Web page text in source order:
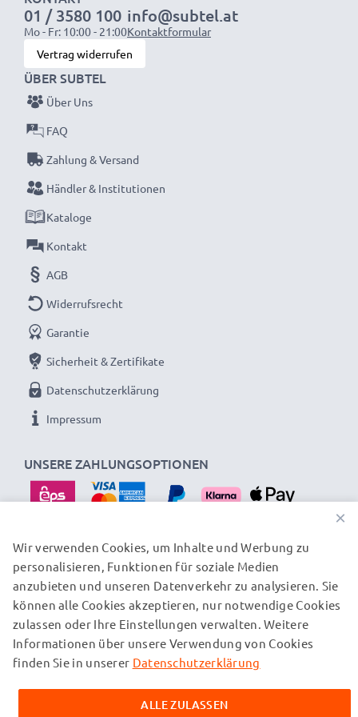
1x 2000mAh Akku:ca. 4 Stunden
1x 3000mAh Akku:ca. 6 Stunden
HINWEIS:Für beste Leistung und lange Lebensdauer
bitte Akkus vor dem ersten Einsatz vollständig
aufladen.
kompakten LCD-Ladegerät von CELLONIC. Jetzt
bestellen mit schneller Lieferung und 3 Jahren
Garantie!
01 / 3580 100
Mo - Fr: 10:00 - 21:00
info@subtel.at
Kontaktformular
Vertrag widerrufen
UNSERE ZAHLUNGSOPTIONEN
ÜBER SUBTEL
Über Uns
FAQ
Zahlung & Versand
Händler & Institutionen
Kataloge
Kontakt
AGB
Widerrufsrecht
Garantie
Sicherheit & Zertifikate
Datenschutzerklärung
Impressum
UNSERE VERSANDPARTNER
© subtel.at 2026
Alle Preise verstehen sich inklusive Mehrwertsteuer und
zuzüglich Versandkosten. Bitte beachten Sie, dass alle
Inhaber sind und ausschließlich zur Information über unsere
Produkte auf unseren Webseiten genannt werden.
×
Wir verwenden Cookies, um Inhalte und Werbung zu
personalisieren, Funktionen für soziale Medien
anzubieten und unseren Datenverkehr zu analysieren. Sie
können alle Cookies akzeptieren, nur notwendige Cookies
zulassen oder Ihre Einstellungen verwalten. Weitere
Informationen über unsere Verwendung von Cookies
finden Sie in unserer Datenschutzerklärung
ALLE ZULASSEN